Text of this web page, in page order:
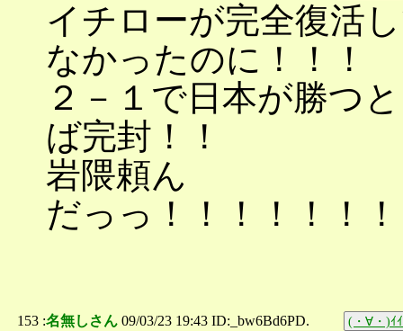
イチローが完全復活
なかったのに！！！
２－１で日本が勝つ
ば完封！！
岩隈頼ん
だっっ！！！！！！
153 :名無しさん 09/03/23 19:43 ID:_bw6Bd6PD. (・∀・)ｲ